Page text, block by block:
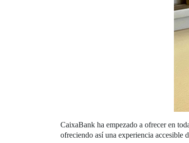
CaixaBank ha empezado a ofrecer en
ofreciendo así una experiencia accesible